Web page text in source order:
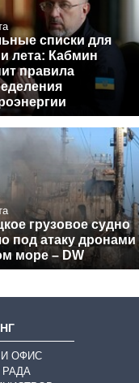
списки для
лета: Кабмин
правила
грузовое судно
под атаку дронами
море – DW
И ОФИС